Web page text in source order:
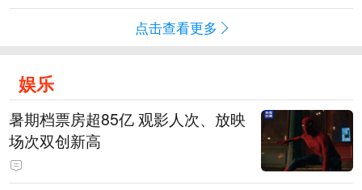
点击查看更多
娱乐
暑期档票房超85亿 观影人次、放映
场次双创新高